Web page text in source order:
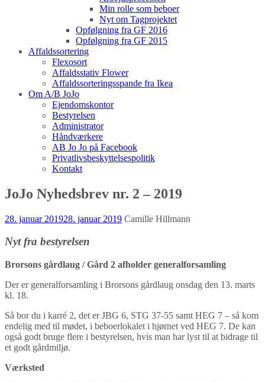
Min rolle som beboer
Nyt om Tagprojektet
Opfølgning fra GF 2016
Opfølgning fra GF 2015
Affaldssortering
Flexosort
Affaldsstativ Flower
Affaldssorteringsspande fra Ikea
Om A/B JoJo
Ejendomskontor
Bestyrelsen
Administrator
Håndværkere
AB Jo Jo på Facebook
Privatlivsbeskyttelsespolitik
Kontakt
JoJo Nyhedsbrev nr. 2 – 2019
28. januar 201928. januar 2019 Camille Hillmann
Nyt fra bestyrelsen
Brorsons gårdlaug / Gård 2 afholder generalforsamling
Der er generalforsamling i Brorsons gårdlaug onsdag den 13. marts
kl. 18.
Så bor du i karré 2, det er JBG 6, STG 37-55 samt HEG 7 – så kom
endelig med til mødet, i beboerlokalet i hjørnet ved HEG 7. De kan
også godt bruge flere i bestyrelsen, hvis man har lyst til at bidrage til
et godt gårdmiljø.
Værksted